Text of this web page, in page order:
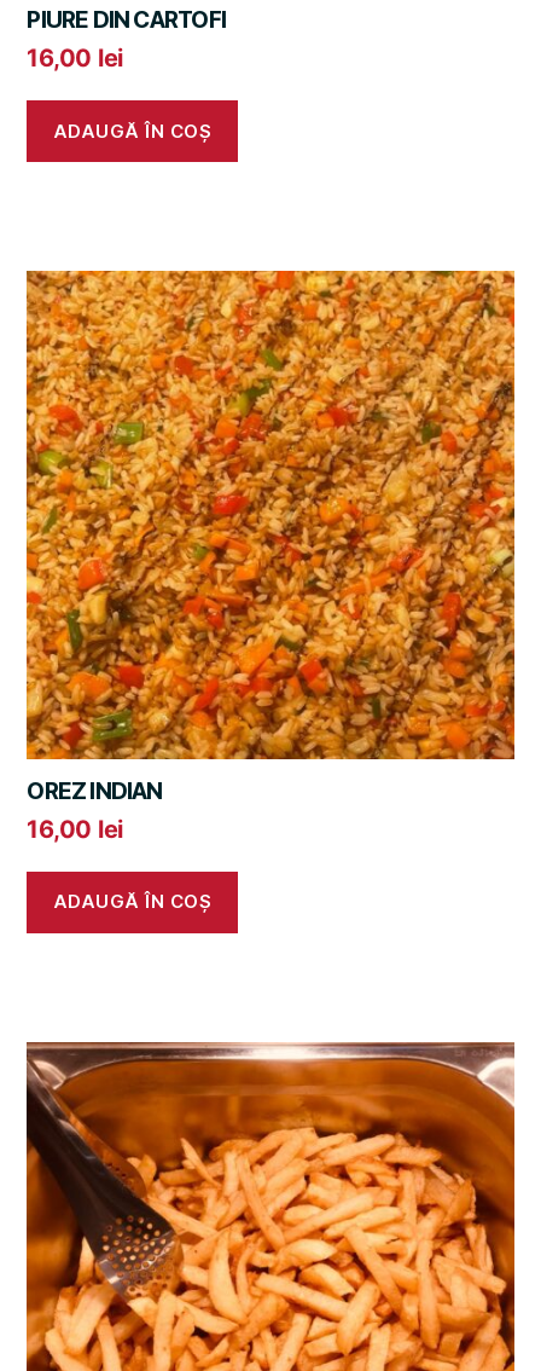
PIURE DIN CARTOFI
16,00 lei
ADAUGĂ ÎN COȘ
OREZ INDIAN
16,00 lei
ADAUGĂ ÎN COȘ